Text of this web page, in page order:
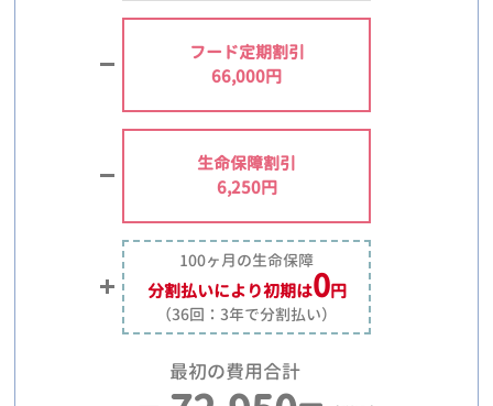
フード定期割引
66,000円
生命保障割引
6,250円
100ヶ月の生命保障
分割払いにより初期は0円
（36回：3年で分割払い）
最初の費用合計